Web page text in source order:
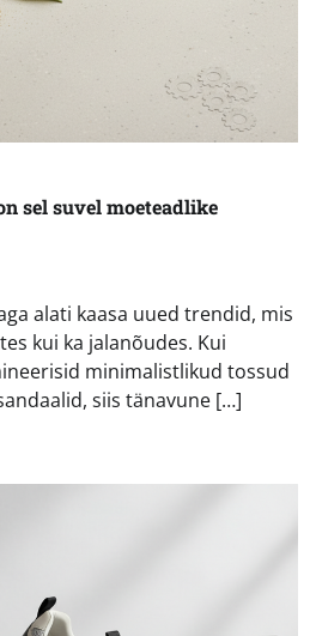
sel suvel moeteadlike
alati kaasa uued trendid, mis
kui ka jalanõudes. Kui
minimalistlikud tossud
siis tänavune […]